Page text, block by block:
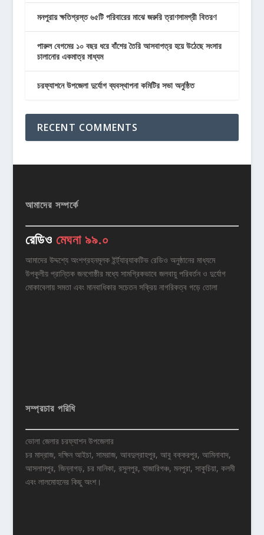
মনপুরায় ক্ষতিগ্রস্ত ৬৫টি পরিবারের মাঝে জরুরি ত্রাণসামগ্রী বিতরণ
পারুল বেগমের ১০ বছর ধরে বাঁশের তৈরি আসবাপত্র হয়ে উঠেছে সংসার
চালানোর একমাত্র মাধ্যম
চরফ্যাশনে উপজেলা দুর্যোগ ব্যবস্থাপনা কমিটির সভা অনুষ্ঠিত
RECENT COMMENTS
আমাদের সম্পর্কে
রেডিও মেঘনা ৯৯.০
আমাদের উদ্দশ্যে অংশগ্রহনমূলক ইর্ন্ট্যার‌্যাকটিভ রেডিও অনুষ্ঠানের মাধ্যমে
উপকুলীয় প্রান্তিক জনগোষ্ঠীর মধ্যে সামগ্রিকভাবে জলবায়ু পরিবর্তন ও দুর্যোগ
মোকাবেলায় সমতা এবং মানবাধিকার সচেতন সক্রিয় নাগরিকত্ব গড়ে তোলা
সম্প্রচার পরিধি
ভোলা জেলার চরফ্যাশন উপজেলার
চর মাদ্রাজ, দক্ষিন আইচা, সামরাজ, আবদুল্রাহপুর, আবু বক্করপুর, আমিনাবাদ,
আসলামপুর, জিন্নাগড়, চর মানিকা, রসুলপুর, হাজারিগঞ্চ, মনপুরা, সাকুচিয়া, কলমী
এবং লালমোহনের কিছু অংশ।